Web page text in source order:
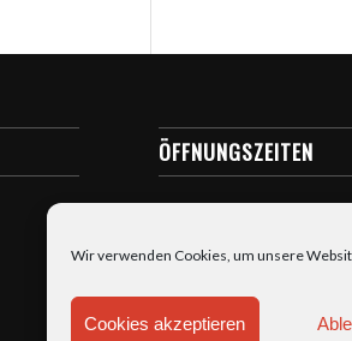
Wir verwenden Cookies, um unsere
Cookies akzeptieren
ÖFFNUNGSZEITEN
täglich: 7:00-23:00